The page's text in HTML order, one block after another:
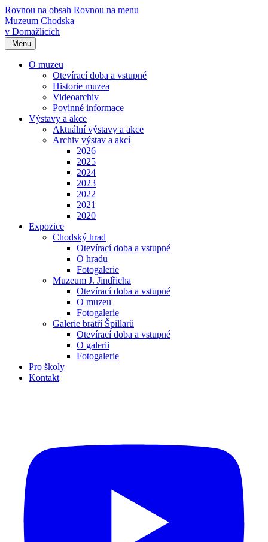
Rovnou na obsah Rovnou na menu
Muzeum Chodska
v Domažlicích
Menu
O muzeu
Otevírací doba a vstupné
Historie muzea
Videoarchiv
Povinné informace
Výstavy a akce
Aktuální výstavy a akce
Archiv výstav a akcí
2026
2025
2024
2023
2022
2021
2020
Expozice
Chodský hrad
Otevírací doba a vstupné
O hradu
Fotogalerie
Muzeum J. Jindřicha
Otevírací doba a vstupné
O muzeu
Fotogalerie
Galerie bratří Špillarů
Otevírací doba a vstupné
O galerii
Fotogalerie
Pro školy
Kontakt